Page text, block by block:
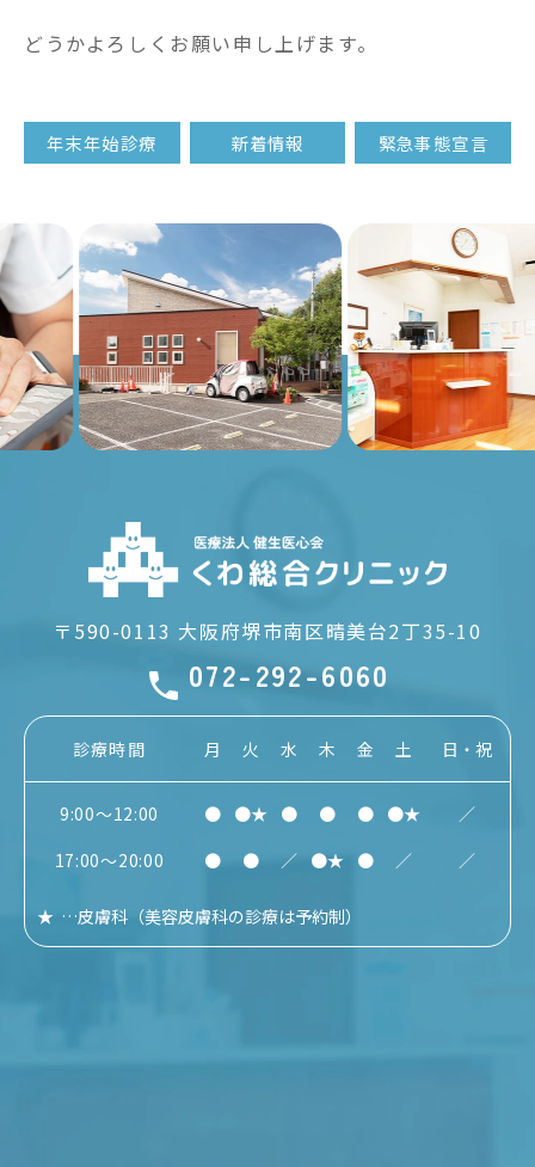
どうかよろしくお願い申し上げます。
年末年始診療 新着情報 緊急事態宣言
Previous Next
〒590-0113 大阪府堺市南区晴美台2丁35-10
072-292-6060
診療時間 月 火 水 木 金 土 日・祝
9:00～12:00 ● ●★ ● ● ● ●★
／
17:00～20:00
● ● ／ ●★ ● ／ ／
★ …皮膚科 （美容皮膚科の診療は予約制）